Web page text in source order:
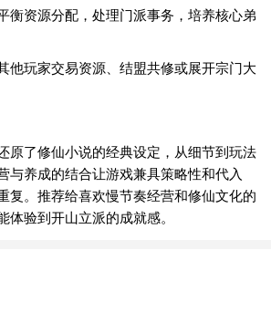
衡资源分配，处理门派事务，培养核心弟
他玩家交易资源、结盟共修或展开宗门大
原了修仙小说的经典设定，从细节到玩法
与养成的结合让游戏兼具策略性和代入
复。推荐给喜欢慢节奏经营和修仙文化的
体验到开山立派的成就感。